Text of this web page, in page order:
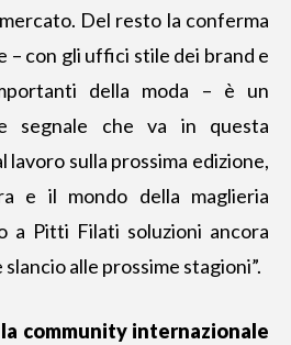
Del resto la conferma
– con gli uffici stile dei brand e
della moda – è un
segnale che va in questa
lavoro sulla prossima edizione,
e il mondo della maglieria
a Pitti Filati soluzioni ancora
alle prossime stagioni”.
community internazionale